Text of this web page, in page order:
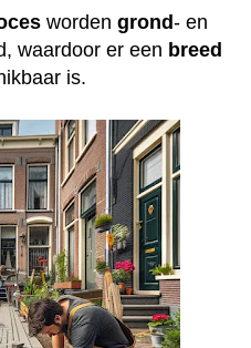
worden grond- en
waardoor er een breed
is.